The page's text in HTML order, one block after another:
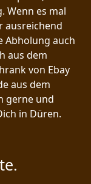
Wenn es mal
ausreichend
Abholung auch
aus dem
von Ebay
aus dem
gerne und
in Düren.